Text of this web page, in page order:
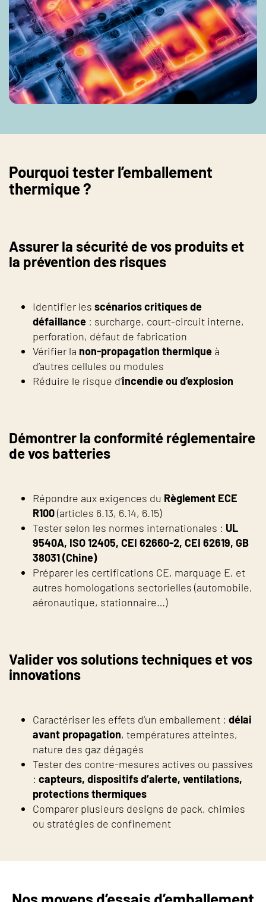
Pourquoi tester l’emballement
thermique ?
Assurer la sécurité de vos produits et
la prévention des risques
Identifier les scénarios critiques de
défaillance : surcharge, court-circuit interne,
perforation, défaut de fabrication
Vérifier la non-propagation thermique à
d’autres cellules ou modules
Réduire le risque d’incendie ou d’explosion
Démontrer la conformité réglementaire
de vos batteries
Répondre aux exigences du Règlement ECE
R100(articles 6.13, 6.14, 6.15)
Tester selon les normes internationales : UL
9540A, ISO 12405, CEI 62660-2, CEI 62619, GB
38031 (Chine)
Préparer les certifications CE, marquage E, et
autres homologations sectorielles (automobile,
aéronautique, stationnaire…)
Valider vos solutions techniques et vos
innovations
Caractériser les effets d’un emballement : délai
avant propagation, températures atteintes,
nature des gaz dégagés
Tester des contre-mesures actives ou passives
: capteurs, dispositifs d’alerte, ventilations,
protections thermiques
Comparer plusieurs designs de pack, chimies
ou stratégies de confinement